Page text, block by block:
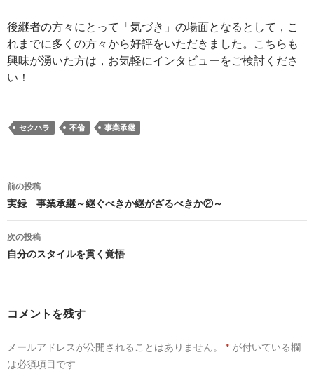
後継者の方々にとって「気づき」の場面となるとして，こ
れまでに多くの方々から好評をいただきました。こちらも
興味が湧いた方は，お気軽にインタビューをご検討くださ
い！
セクハラ 不倫 事業承継
投
稿
ナ
ゲ
シ
前の投稿
実録 事業承継～継ぐべきか継がざるべきか②～
次の投稿
自分のスタイルを貫く覚悟
コメントを残す
メールアドレスが公開されることはありません。 * が付いている欄
は必須項目です